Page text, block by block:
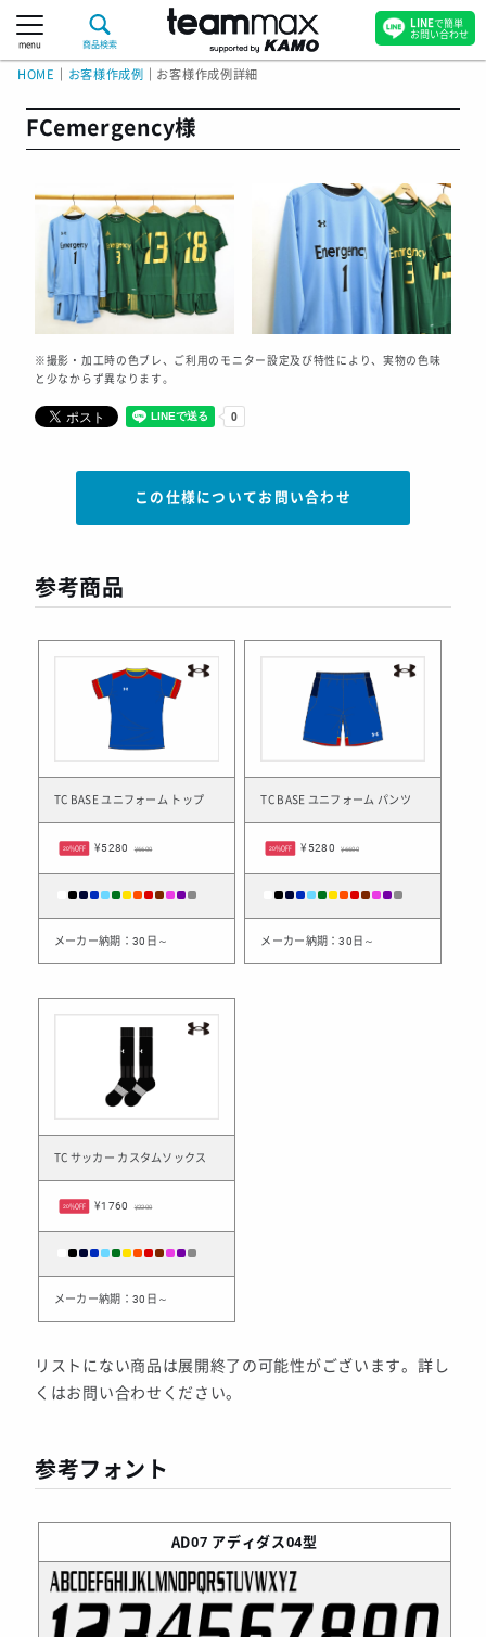
menu 商品検索
HOME お客様作成例 お客様作成例詳細
FCemergency様
※撮影・加工時の色ブレ、ご利用のモニター設定及び特性により、実物の色味
と少なからず異なります。
この仕様についてお問い合わせ
参考商品
TC BASE ユニフォーム トップ
20%OFF ¥5280 ¥6600
メーカー納期：30日～
TC BASE ユニフォーム パンツ
20%OFF ¥5280 ¥6600
メーカー納期：30日～
TC サッカー カスタムソックス
20%OFF ¥1760 ¥2200
メーカー納期：30日～
リストにない商品は展開終了の可能性がございます。詳し
くはお問い合わせください。
参考フォント
AD07 アディダス04型
LINEで簡単
お問い合わせ